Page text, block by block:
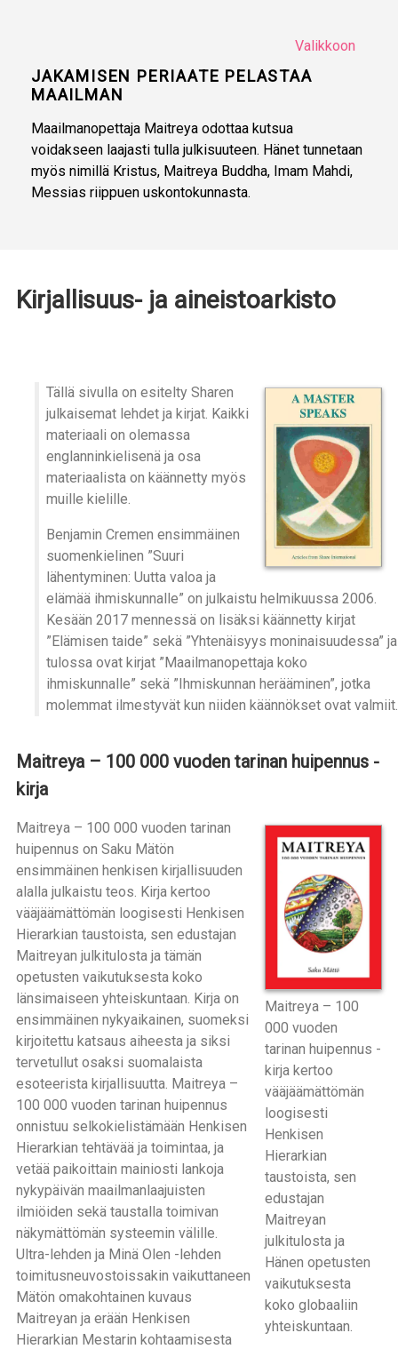
Valikkoon
JAKAMISEN PERIAATE PELASTAA
MAAILMAN
Maailmanopettaja Maitreya odottaa kutsua
voidakseen laajasti tulla julkisuuteen. Hänet tunnetaan
myös nimillä Kristus, Maitreya Buddha, Imam Mahdi,
Messias riippuen uskontokunnasta.
Kirjallisuus- ja aineistoarkisto
Tällä sivulla on esitelty Sharen
julkaisemat lehdet ja kirjat. Kaikki
materiaali on olemassa
englanninkielisenä ja osa
materiaalista on käännetty myös
muille kielille.
Benjamin Cremen ensimmäinen
suomenkielinen ”Suuri
lähentyminen: Uutta valoa ja
elämää ihmiskunnalle” on julkaistu helmikuussa 2006.
Kesään 2017 mennessä on lisäksi käännetty kirjat
”Elämisen taide” sekä ”Yhtenäisyys moninaisuudessa” ja
tulossa ovat kirjat ”Maailmanopettaja koko
ihmiskunnalle” sekä ”Ihmiskunnan herääminen”, jotka
molemmat ilmestyvät kun niiden käännökset ovat valmiit.
Maitreya – 100 000 vuoden tarinan huipennus -
kirja
Maitreya – 100
000 vuoden
tarinan huipennus -
kirja kertoo
vääjäämättömän
loogisesti
Henkisen
Hierarkian
taustoista, sen
edustajan
Maitreyan
julkitulosta ja
Hänen opetusten
vaikutuksesta
koko globaaliin
yhteiskuntaan.
Maitreya – 100 000 vuoden tarinan
huipennus on Saku Mätön
ensimmäinen henkisen kirjallisuuden
alalla julkaistu teos. Kirja kertoo
vääjäämättömän loogisesti Henkisen
Hierarkian taustoista, sen edustajan
Maitreyan julkitulosta ja tämän
opetusten vaikutuksesta koko
länsimaiseen yhteiskuntaan. Kirja on
ensimmäinen nykyaikainen, suomeksi
kirjoitettu katsaus aiheesta ja siksi
tervetullut osaksi suomalaista
esoteerista kirjallisuutta. Maitreya –
100 000 vuoden tarinan huipennus
onnistuu selkokielistämään Henkisen
Hierarkian tehtävää ja toimintaa, ja
vetää paikoittain mainiosti lankoja
nykypäivän maailmanlaajuisten
ilmiöiden sekä taustalla toimivan
näkymättömän systeemin välille.
Ultra-lehden ja Minä Olen -lehden
toimitusneuvostoissakin vaikuttaneen
Mätön omakohtainen kuvaus
Maitreyan ja erään Henkisen
Hierarkian Mestarin kohtaamisesta